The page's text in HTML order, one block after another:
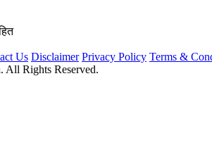
Us Disclaimer Privacy Policy Terms &
All Rights Reserved.